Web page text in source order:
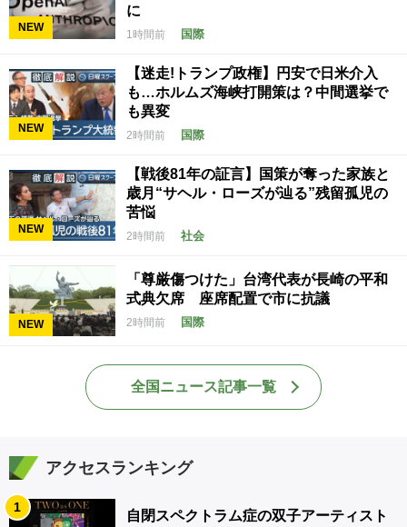
NEW
に
1時間前 国際
NEW
【迷走!トランプ政権】円安で日米介入
も…ホルムズ海峡打開策は？中間選挙で
も異変
2時間前 国際
NEW
【戦後81年の証言】国策が奪った家族と
歳月“サヘル・ローズが辿る”残留孤児の
苦悩
2時間前 社会
NEW
「尊厳傷つけた」台湾代表が長崎の平和
式典欠席 座席配置で市に抗議
2時間前 国際
全国ニュース記事一覧
アクセスランキング
1
自閉スペクトラム症の双子アーティスト